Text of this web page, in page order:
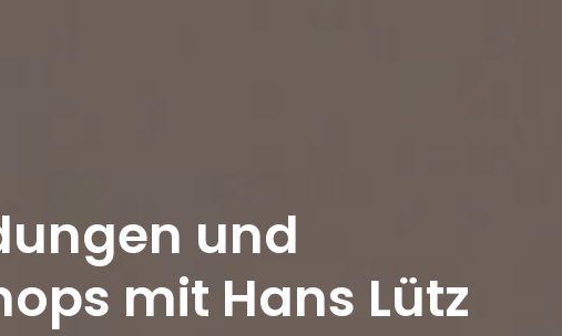
und
mit Hans Lütz